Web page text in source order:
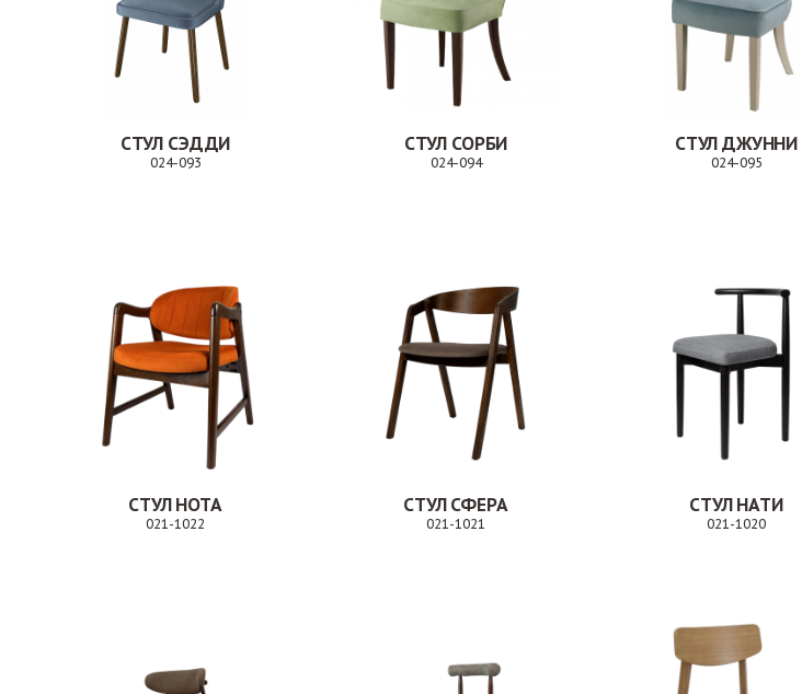
СТУЛ СЭДДИ
024-093
СТУЛ СОРБИ
024-094
СТУЛ ДЖУННИ
024-095
СТУЛ НОТА
021-1022
СТУЛ СФЕРА
021-1021
СТУЛ НАТИ
021-1020